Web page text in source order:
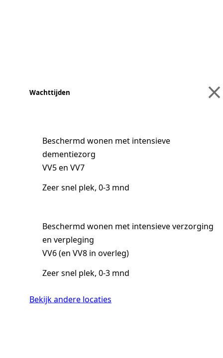
Wachttijden
Beschermd wonen met intensieve
dementiezorg
Zeer snel plek, 0-3 mnd
VV5 en VV7
Beschermd wonen met intensieve verzorging
en verpleging
Zeer snel plek, 0-3 mnd
VV6 (en VV8 in overleg)
Bekijk andere locaties